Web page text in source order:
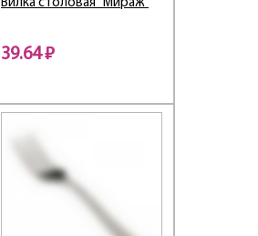
Вилка столовая "Мираж"
39.64 ₽